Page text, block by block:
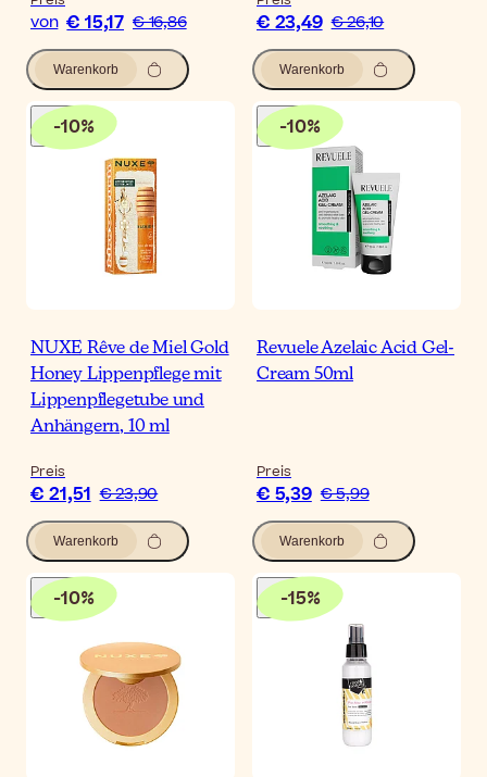
von € 15,17 € 16,86
Warenkorb
€ 23,49 € 26,10
Warenkorb
-10%
NUXE Rêve de Miel Gold
Honey Lippenpflege mit
Lippenpflegetube und
Anhängern, 10 ml
Preis
€ 21,51 € 23,90
Warenkorb
-10%
Revuele Azelaic Acid Gel-
Cream 50ml
Preis
€ 5,39 € 5,99
Warenkorb
-10% -15%